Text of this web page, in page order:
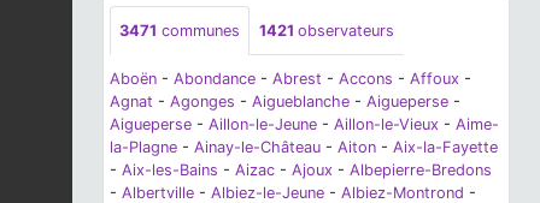
3471 communes 1421 observateurs
Aboën - Abondance - Abrest - Accons - Affoux -
Agnat - Agonges - Aigueblanche - Aigueperse -
Aigueperse - Aillon-le-Jeune - Aillon-le-Vieux - Aime-
la-Plagne - Ainay-le-Château - Aiton - Aix-la-Fayette
- Aix-les-Bains - Aizac - Ajoux - Albepierre-Bredons
- Albertville - Albiez-le-Jeune - Albiez-Montrond -